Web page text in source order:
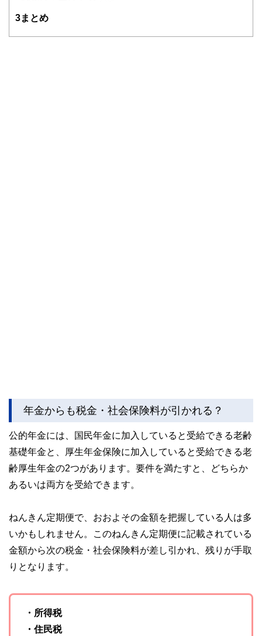
3まとめ
年金からも税金・社会保険料が引かれる？
公的年金には、国民年金に加入していると受給できる老齢
基礎年金と、厚生年金保険に加入していると受給できる老
齢厚生年金の2つがあります。要件を満たすと、どちらか
あるいは両方を受給できます。
ねんきん定期便で、おおよその金額を把握している人は多
いかもしれません。このねんきん定期便に記載されている
金額から次の税金・社会保険料が差し引かれ、残りが手取
りとなります。
・所得税
・住民税